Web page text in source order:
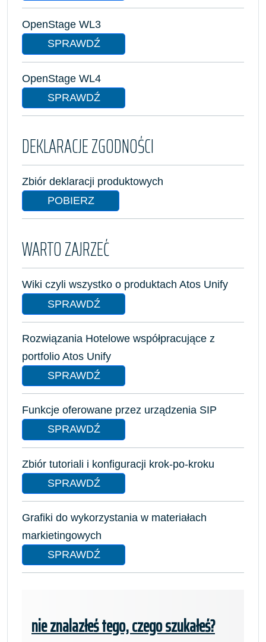
OpenStage WL3
SPRAWDŹ
OpenStage WL4
SPRAWDŹ
DEKLARACJE ZGODNOŚCI
Zbiór deklaracji produktowych
POBIERZ
WARTO ZAJRZEĆ
Wiki czyli wszystko o produktach Atos Unify
SPRAWDŹ
Rozwiązania Hotelowe współpracujące z
portfolio Atos Unify
SPRAWDŹ
Funkcje oferowane przez urządzenia SIP
SPRAWDŹ
Zbiór tutoriali i konfiguracji krok-po-kroku
SPRAWDŹ
Grafiki do wykorzystania w materiałach
markietingowych
SPRAWDŹ
nie znalazłeś tego, czego szukałeś?